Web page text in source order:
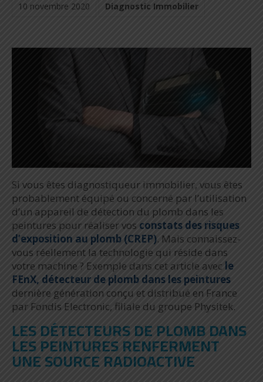
10 novembre 2020 Diagnostic Immobilier
Si vous êtes diagnostiqueur immobilier, vous êtes
probablement équipé ou concerné par l’utilisation
d’un appareil de détection du plomb dans les
peintures pour réaliser vos constats des risques
d’exposition au plomb (CREP). Mais connaissez-
vous réellement la technologie qui réside dans
votre machine ? Exemple dans cet article avec le
FEnX, détecteur de plomb dans les peintures
dernière génération conçu et distribué en France
par Fondis Electronic, filiale du groupe Physitek.
LES DÉTECTEURS DE PLOMB DANS
LES PEINTURES RENFERMENT
UNE SOURCE RADIOACTIVE